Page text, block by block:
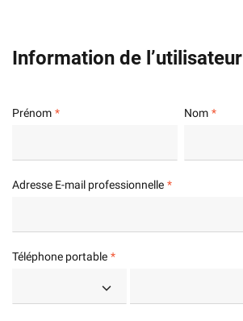
Information de l’utilisateur
Prénom Nom
Adresse E-mail professionnelle
Téléphone portable